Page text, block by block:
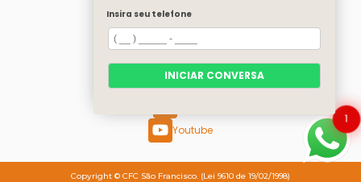
Redes Sociais
Facebook
Youtube
Copyright © CFC São Francisco. (Lei 9610 de 19/02/1998)
1
Insira seu telefone
INICIAR CONVERSA